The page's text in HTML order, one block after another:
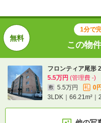
1分で
この物
フロンティア尾形
5.5万円 (管理費 -)
敷 5.5万円 礼
0円
3LDK｜66.21m²｜